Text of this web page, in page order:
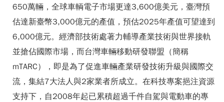
650萬輛，全球車輌電子市場更達3,600億美元，臺灣預
估達新臺幣3,000億元的產值，預估2025年產值可望達到
6,000億元。經濟部技術處著力輔導產業技術與世界接軌
並搶佔國際市場，而台灣車輛移動研發聯盟（簡稱
mTARC），即是為了促進車輛產業研發技術升級與國際交
流，集結7大法人與2家業者所成立。在科技專案挹注資源
支持下，自2008年起已累積超過千件自駕與電動車的專